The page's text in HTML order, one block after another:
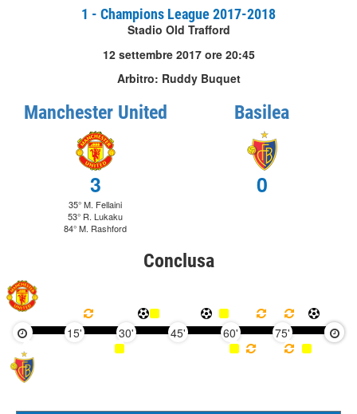
1 - Champions League 2017-2018
Stadio Old Trafford
12 settembre 2017 ore 20:45
Arbitro: Ruddy Buquet
Manchester United
3
35° M. Fellaini
53° R. Lukaku
84° M. Rashford
Basilea
0
Conclusa
15' 30' 45' 60' 75' 90'